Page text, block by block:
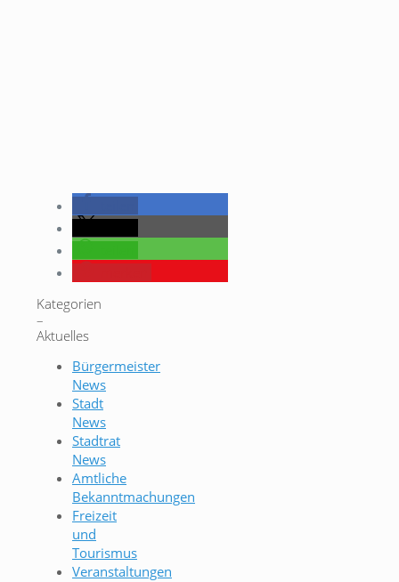
Kategorien
–
Aktuelles
Bürgermeister
News
Stadt
News
Stadtrat
News
Amtliche
Bekanntmachungen
Freizeit
und
Tourismus
Veranstaltungen